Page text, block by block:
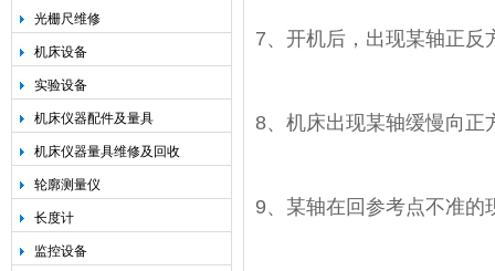
光栅尺维修
机床设备
实验设备
机床仪器配件及量具
机床仪器量具维修及回收
轮廓测量仪
长度计
监控设备
7、开机后，出现某轴正反
8、机床出现某轴缓慢向正
9、某轴在回参考点不准的